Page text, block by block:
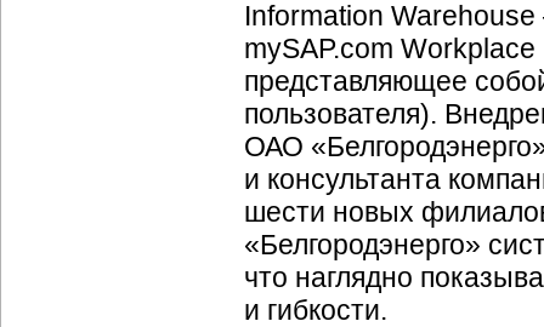
Information
mySAP.com
представляющее
пользователя).
ОАО
и консультанта
шести новых
«Белгородэнерго»
что наглядно
и гибкости.